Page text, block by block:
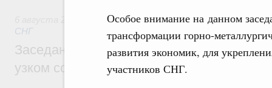
Особое внимание на данном
трансформации горно-
развития экономик, для
участников СНГ.
Евразийский экономический союз.
СНГ
Заседание Евразийского
узком составе